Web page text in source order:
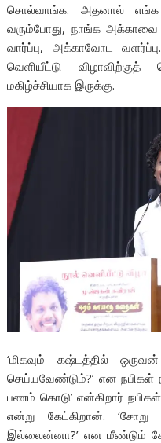
சொல்வாங்க. அதனால் எங்க
வரும்போது, நாங்க
வார்ப்பு, அக்காவோட
வெளியீட்டு
மகிழ்ச்சியாக இருக்கு.
‘மிகவும் கஷ்டத்தில்
செய்யவேண்டும்?’ என நபிகள்
பணம் கொடு’ என்கிறார்
என்று கேட்கிறான். ‘சோறு
இல்லைன்னா?’ என மீண்டும்